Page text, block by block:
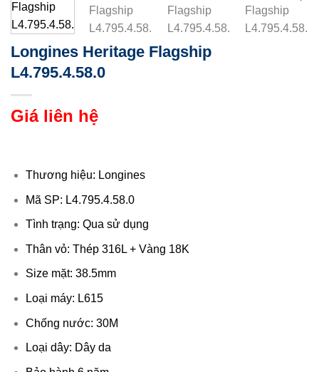
Longines Heritage Flagship
L4.795.4.58.0
Giá liên hệ
Thương hiệu: Longines
Mã SP: L4.795.4.58.0
Tình trạng: Qua sử dụng
Thân vỏ: Thép 316L + Vàng 18K
Size mặt: 38.5mm
Loại máy: L615
Chống nước: 30M
Loại dây: Dây da